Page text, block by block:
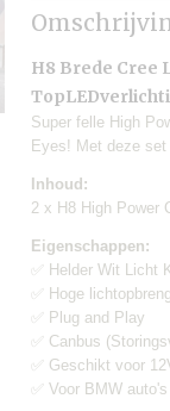
Productcode
Levertijd:
Merk:
Geschikt voor:
Canbus:
Lamp voltage:
Lamp wattage:
Inhoud verpakking:
Verzendkosten:
H8 Brede Cree
Super felle High
Eyes! Met deze
Inhoud:
2 x H8 High Power
Eigenschappen:
✅ Helder Wit Licht
✅ Hoge
✅ Plug and Play
✅ Canbus
✅ Geschikt voor
✅ Voor BMW auto's